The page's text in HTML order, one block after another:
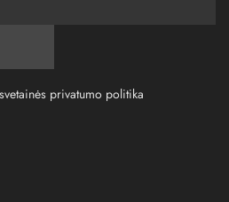
privatumo politika